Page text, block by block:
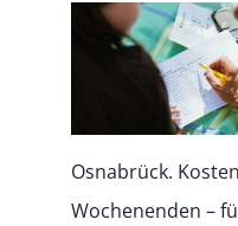
Osnabrück.
Wochenenden –